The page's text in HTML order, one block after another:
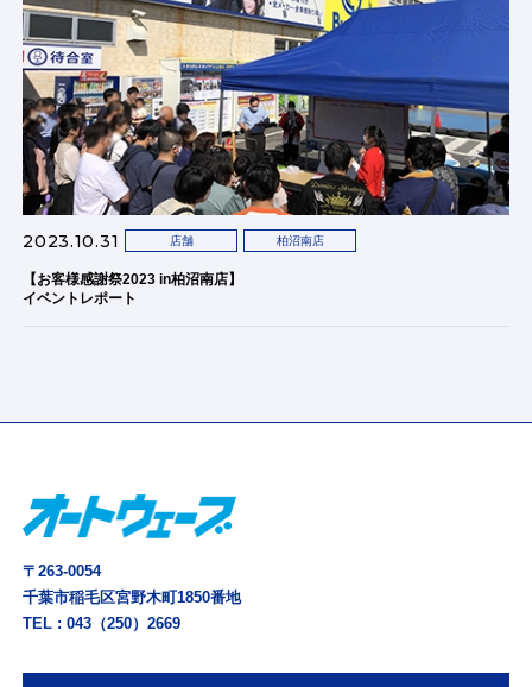
2023.10.31 店舗 柏沼南店
【お客様感謝祭2023 in柏沼南店】
イベントレポート
〒263-0054
千葉市稲毛区宮野木町1850番地
TEL :043（250）2669